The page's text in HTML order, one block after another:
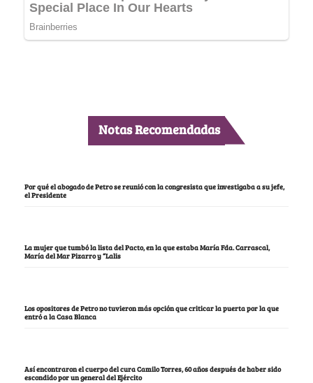
Notas Recomendadas
Por qué el abogado de Petro se reunió con la congresista que investigaba a su jefe,
el Presidente
La mujer que tumbó la lista del Pacto, en la que estaba María Fda. Carrascal,
María del Mar Pizarro y “Lalis
Los opositores de Petro no tuvieron más opción que criticar la puerta por la que
entró a la Casa Blanca
Así encontraron el cuerpo del cura Camilo Torres, 60 años después de haber sido
escondido por un general del Ejército